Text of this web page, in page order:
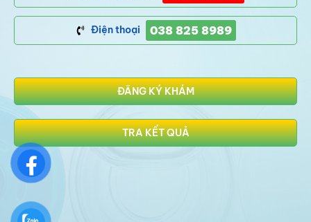
Điện thoại 038 825 8989
ĐĂNG KÝ KHÁM
TRA KẾT QUẢ